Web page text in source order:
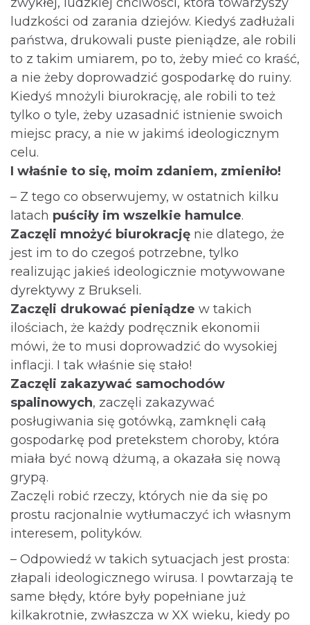
ludzkości od zarania dziejów. Kiedyś zadłużali
państwa, drukowali puste pieniądze, ale robili
to z takim umiarem, po to, żeby mieć co kraść,
a nie żeby doprowadzić gospodarkę do ruiny.
Kiedyś mnożyli biurokrację, ale robili to też
tylko o tyle, żeby uzasadnić istnienie swoich
miejsc pracy, a nie w jakimś ideologicznym
celu.
I właśnie to się, moim zdaniem, zmieniło!
– Z tego co obserwujemy, w ostatnich kilku
latach puściły im wszelkie hamulce.
Zaczęli mnożyć biurokrację nie dlatego, że
jest im to do czegoś potrzebne, tylko
realizując jakieś ideologicznie motywowane
dyrektywy z Brukseli.
Zaczęli drukować pieniądze w takich
ilościach, że każdy podręcznik ekonomii
mówi, że to musi doprowadzić do wysokiej
inflacji. I tak właśnie się stało!
Zaczęli zakazywać samochodów
spalinowych, zaczęli zakazywać
posługiwania się gotówką, zamknęli całą
gospodarkę pod pretekstem choroby, która
miała być nową dżumą, a okazała się nową
grypą.
Zaczęli robić rzeczy, których nie da się po
prostu racjonalnie wytłumaczyć ich własnym
interesem, polityków.
– Odpowiedź w takich sytuacjach jest prosta:
złapali ideologicznego wirusa. I powtarzają te
same błędy, które były popełniane już
kilkakrotnie, zwłaszcza w XX wieku, kiedy po